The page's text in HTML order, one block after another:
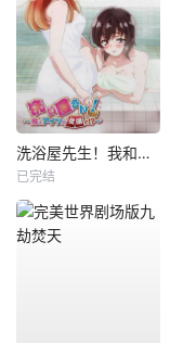
洗浴屋先生！我和那家伙在女浴池！？
已完结